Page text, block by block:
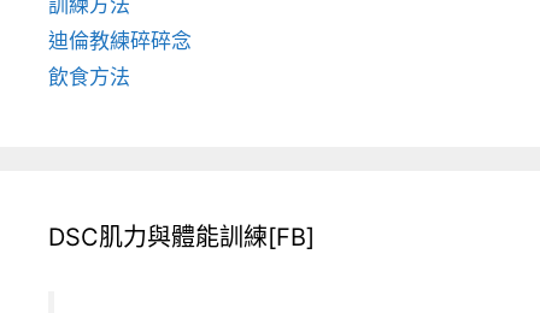
迪倫教練碎碎念
飲食方法
DSC肌力與體能訓練[FB]